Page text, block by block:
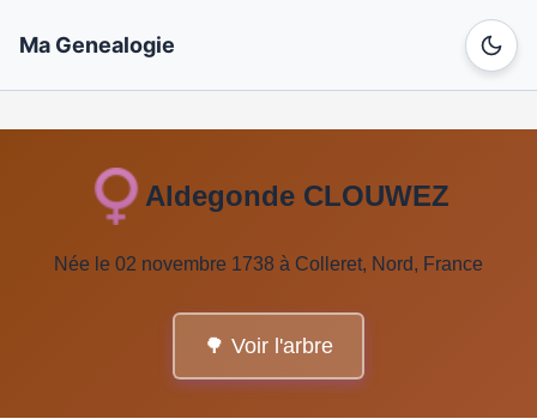
Ma Genealogie
Aldegonde CLOUWEZ
Née le 02 novembre 1738 à Colleret, Nord, France
🌳 Voir l'arbre